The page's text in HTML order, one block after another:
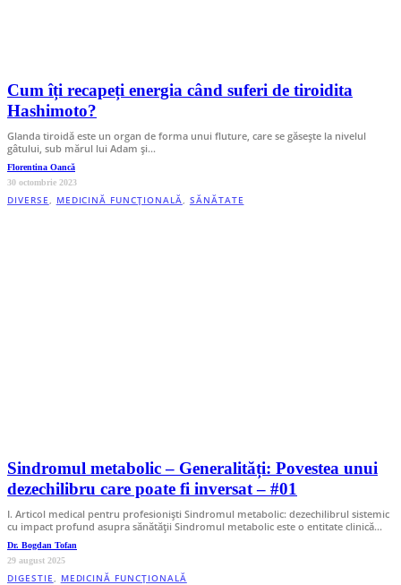
Cum îți recapeți energia când suferi de tiroidita
Hashimoto?
Glanda tiroidă este un organ de forma unui fluture, care se găsește la nivelul
gâtului, sub mărul lui Adam și…
Florentina Oancă
30 octombrie 2023
DIVERSE, MEDICINĂ FUNCȚIONALĂ, SĂNĂTATE
Sindromul metabolic – Generalități: Povestea unui
dezechilibru care poate fi inversat – #01
I. Articol medical pentru profesionişti Sindromul metabolic: dezechilibrul sistemic
cu impact profund asupra sănătății Sindromul metabolic este o entitate clinică…
Dr. Bogdan Tofan
29 august 2025
DIGESTIE, MEDICINĂ FUNCȚIONALĂ